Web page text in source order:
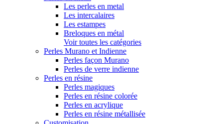
Les perles en metal
Les intercalaires
Les estampes
Breloques en métal
Voir toutes les catégories
Perles Murano et Indienne
Perles façon Murano
Perles de verre indienne
Perles en résine
Perles magiques
Perles en résine colorée
Perles en acrylique
Perles en résine métallisée